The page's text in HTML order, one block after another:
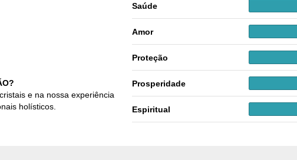
e na nossa experiência
holísticos.
Saúde
Amor
Proteção
Prosperidade
Espiritual